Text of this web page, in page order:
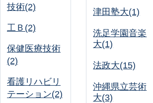
技術(2)
工Ｂ(2)
保健医療技術
(2)
看護リハビリ
テーション(2)
津田塾大(1)
洗足学園音楽
大(1)
法政大(15)
沖縄県立芸術
大(3)